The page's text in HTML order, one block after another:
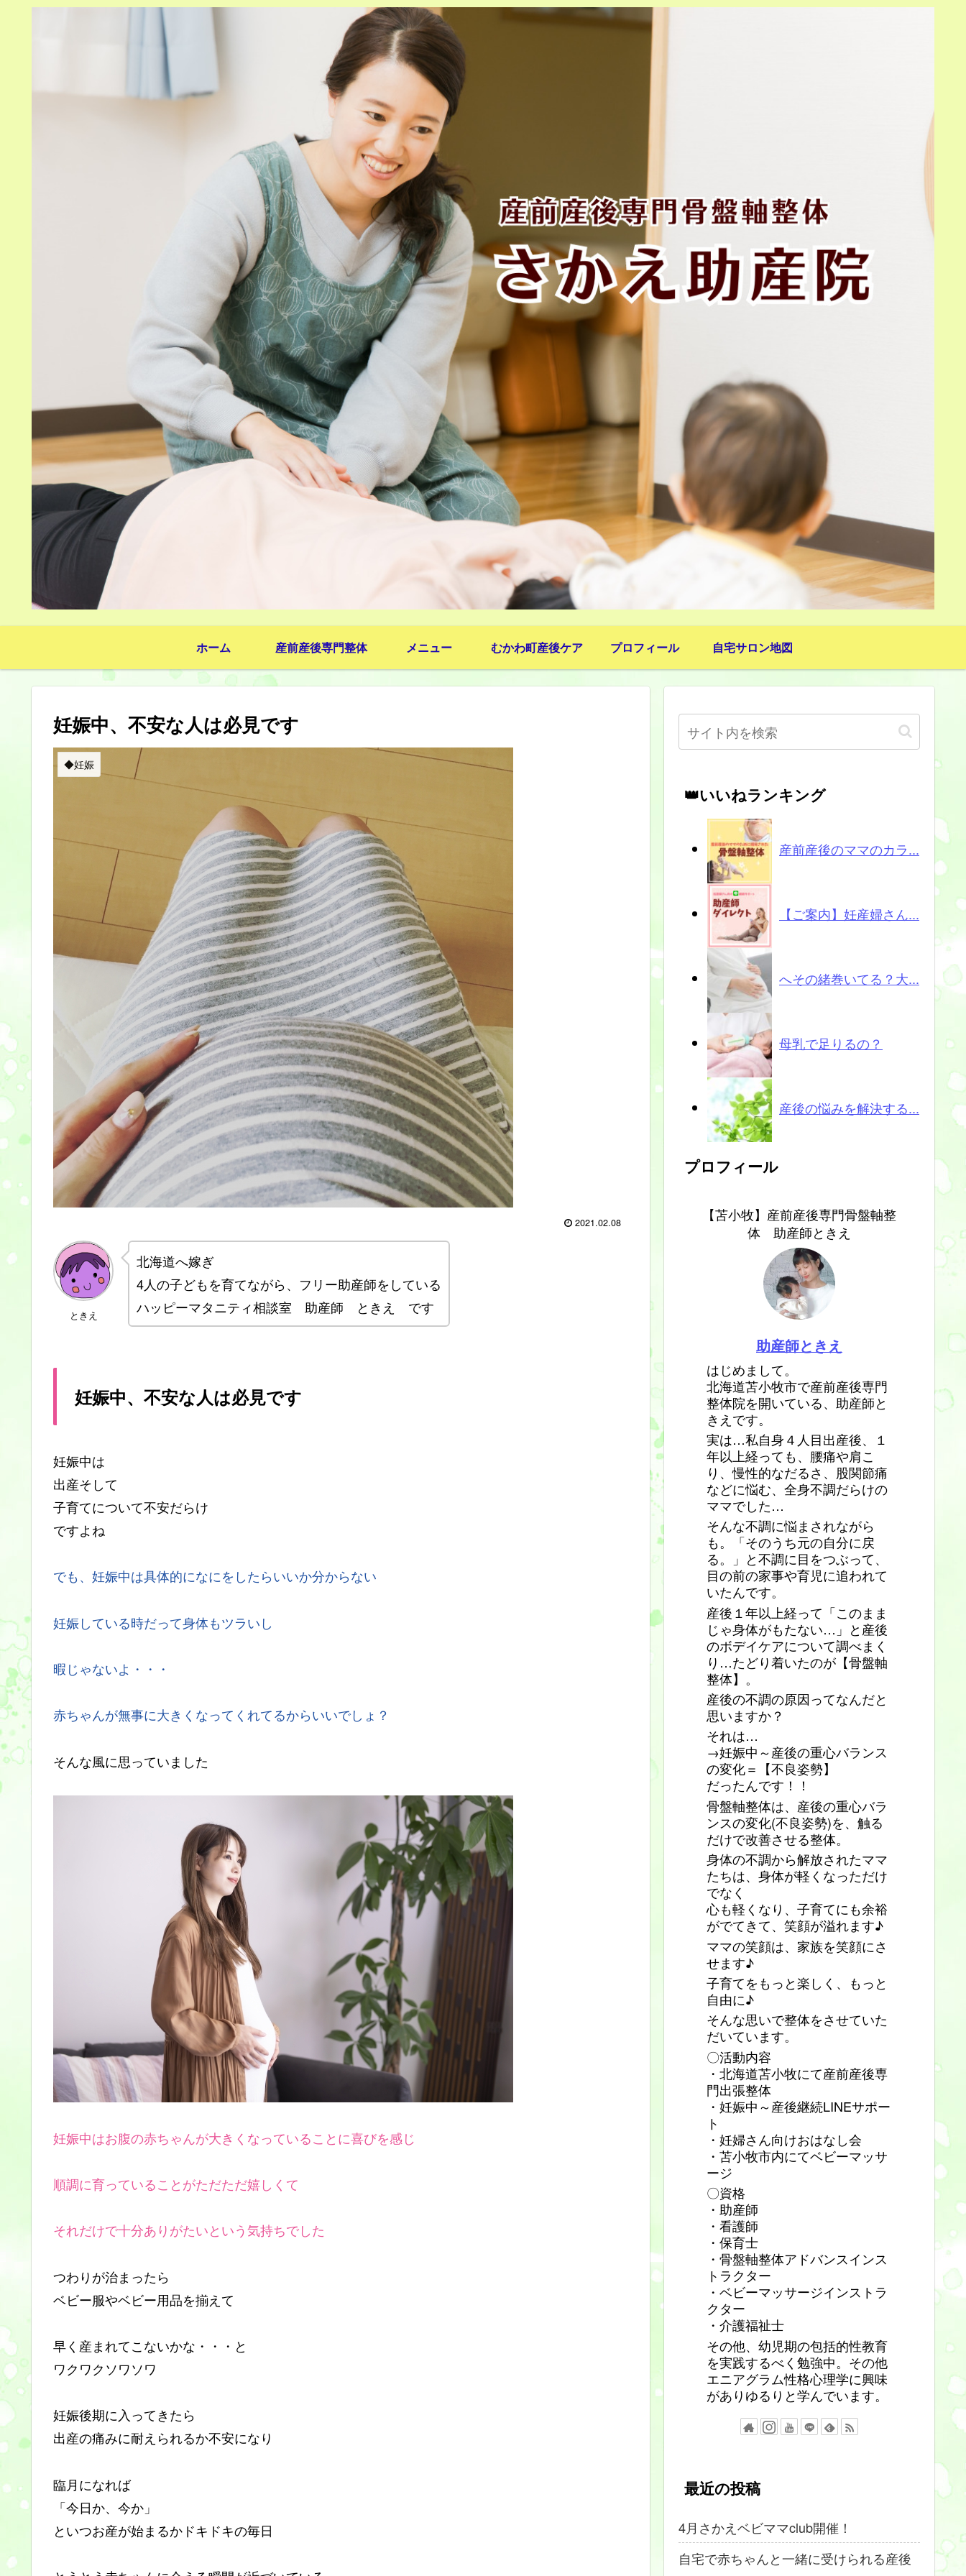
ホーム 産前産後専門整体 メニュー むかわ町産後ケア プロフィール 自宅サロン地図
妊娠中、不安な人は必見です
◆妊娠
2021.02.08
ときえ
北海道へ嫁ぎ
4人の子どもを育てながら、フリー助産師をしている
ハッピーマタニティ相談室 助産師 ときえ です
妊娠中、不安な人は必見です
妊娠中は
出産そして
子育てについて不安だらけ
ですよね
でも、妊娠中は具体的になにをしたらいいか分からない
妊娠している時だって身体もツラいし
暇じゃないよ・・・
赤ちゃんが無事に大きくなってくれてるからいいでしょ？
そんな風に思っていました
妊娠中はお腹の赤ちゃんが大きくなっていることに喜びを感じ
順調に育っていることがただただ嬉しくて
それだけで十分ありがたいという気持ちでした
つわりが治まったら
ベビー服やベビー用品を揃えて
早く産まれてこないかな・・・と
ワクワクソワソワ
妊娠後期に入ってきたら
出産の痛みに耐えられるか不安になり
臨月になれば
「今日か、今か」
といつお産が始まるかドキドキの毎日
👑いいねランキング
産前産後のママのカラ...
【ご案内】妊産婦さん...
へその緒巻いてる？大...
母乳で足りるの？
産後の悩みを解決する...
プロフィール
【苫小牧】産前産後専門骨盤軸整
体 助産師ときえ
助産師ときえ
はじめまして。
北海道苫小牧市で産前産後専門
整体院を開いている、助産師と
きえです。
実は…私自身４人目出産後、１
年以上経っても、腰痛や肩こ
り、慢性的なだるさ、股関節痛
などに悩む、全身不調だらけの
ママでした…
そんな不調に悩まされながら
も。「そのうち元の自分に戻
る。」と不調に目をつぶって、
目の前の家事や育児に追われて
いたんです。
産後１年以上経って「このまま
じゃ身体がもたない…」と産後
のボデイケアについて調べまく
り…たどり着いたのが【骨盤軸
整体】。
産後の不調の原因ってなんだと
思いますか？
それは…
→妊娠中～産後の重心バランス
の変化＝【不良姿勢】
だったんです！！
骨盤軸整体は、産後の重心バラ
ンスの変化(不良姿勢)を、触る
だけで改善させる整体。
身体の不調から解放されたママ
たちは、身体が軽くなっただけ
でなく
心も軽くなり、子育てにも余裕
がでてきて、笑顔が溢れます♪
ママの笑顔は、家族を笑顔にさ
せます♪
子育てをもっと楽しく、もっと
自由に♪
そんな思いで整体をさせていた
だいています。
〇活動内容
・北海道苫小牧にて産前産後専
門出張整体
・妊娠中～産後継続LINEサポー
ト
・妊婦さん向けおはなし会
・苫小牧市内にてベビーマッサ
ージ
〇資格
・助産師
・看護師
・保育士
・骨盤軸整体アドバンスインス
トラクター
・ベビーマッサージインストラ
クター
・介護福祉士
その他、幼児期の包括的性教育
を実践するべく勉強中。その他
エニアグラム性格心理学に興味
がありゆるりと学んでいます。
最近の投稿
4月さかえベビママclub開催！
自宅で赤ちゃんと一緒に受けられる産後